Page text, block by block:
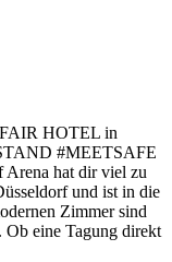
HOTEL in
#MEETSAFE
hat dir viel zu
und ist in die
Zimmer sind
Ob eine Tagung direkt